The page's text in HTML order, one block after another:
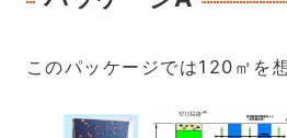
このパッケージでは120㎡を